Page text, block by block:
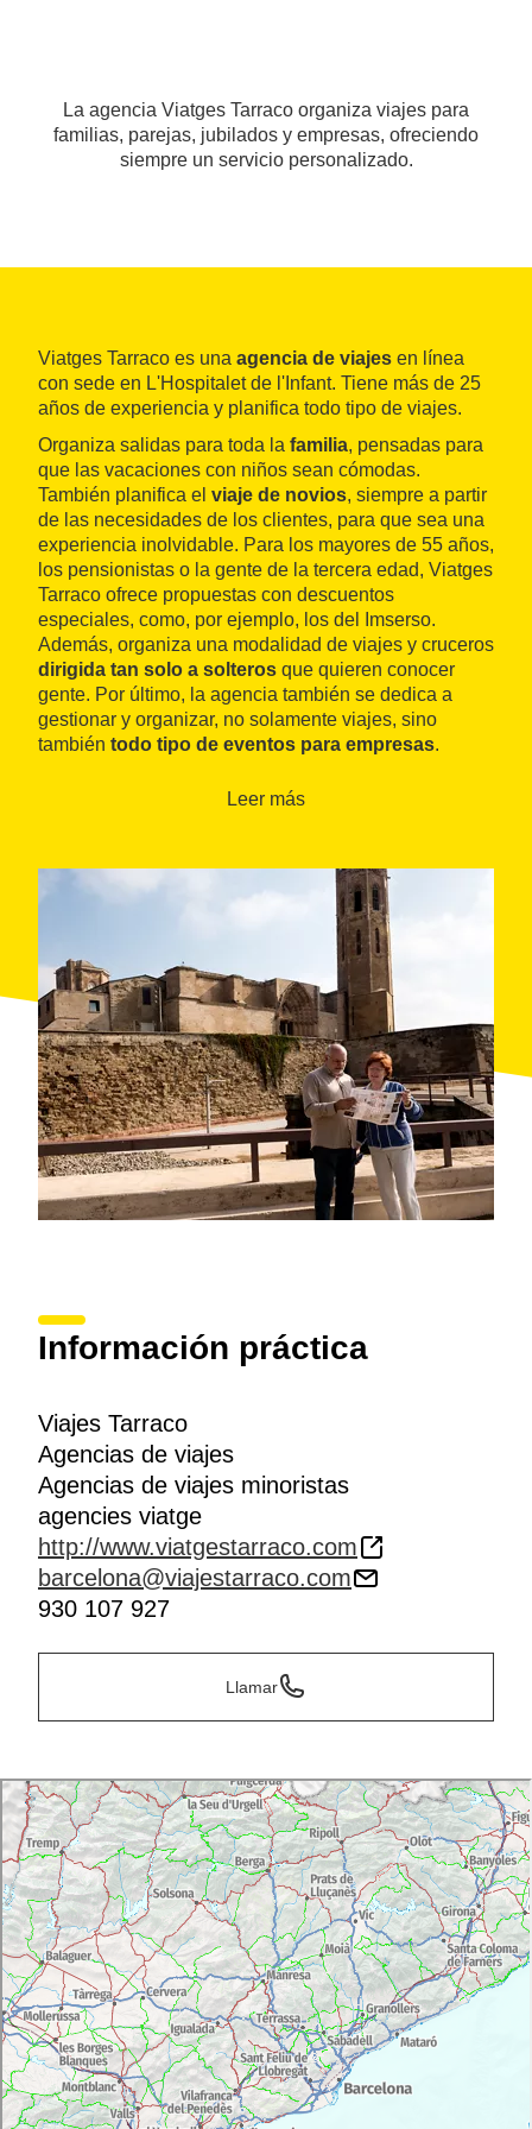
La agencia Viatges Tarraco organiza viajes para
familias, parejas, jubilados y empresas, ofreciendo
siempre un servicio personalizado.
Viatges Tarraco es una agencia de viajes en línea
con sede en L'Hospitalet de l'Infant. Tiene más de 25
años de experiencia y planifica todo tipo de viajes.
Organiza salidas para toda la familia, pensadas para
que las vacaciones con niños sean cómodas.
También planifica el viaje de novios, siempre a partir
de las necesidades de los clientes, para que sea una
experiencia inolvidable. Para los mayores de 55 años,
los pensionistas o la gente de la tercera edad, Viatges
Tarraco ofrece propuestas con descuentos
especiales, como, por ejemplo, los del Imserso.
Además, organiza una modalidad de viajes y cruceros
dirigida tan solo a solteros que quieren conocer
gente. Por último, la agencia también se dedica a
gestionar y organizar, no solamente viajes, sino
también todo tipo de eventos para empresas.
Leer más
Información práctica
Viajes Tarraco
Agencias de viajes
Agencias de viajes minoristas
agencies viatge
http://www.viatgestarraco.com
barcelona@viajestarraco.com
930 107 927
Llamar